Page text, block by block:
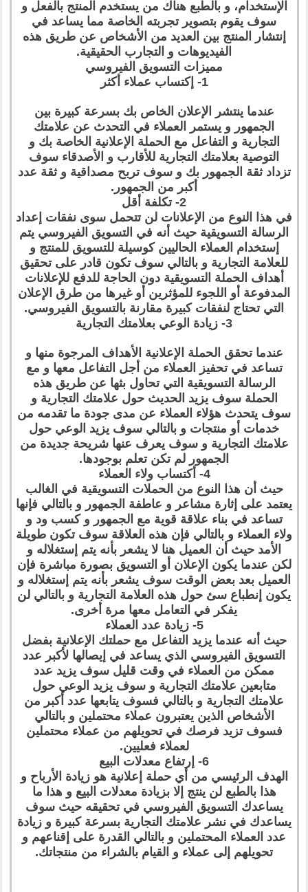
الإستخدام، و بالطبع هناك من يستخدم المنتج بالفعل و
سوف يقوم بتصوير تجربته الخاصة مما يساعد في
إنتشار المنتج بين العديد من الأشخاص عن طريق هذه
الفيديوهات و التجارب الحقيقية.
مميزات التسويق الفيروسي
1- إكتساب عملاء أكثر
عندما ينتشر الإعلان الخاص بك بسرعة كبيرة بين
الجمهور و يستمر العملاء في التحدث عن علامتك
التجارية و التفاعل مع الحملة الإعلانية الخاصة بك و
التوصية بعلامتك التجارية للأقارب و الأصدقاء سوف
تزداد ثقة الجمهور بك و سوف تربح مصداقية و ثقة عدد
أكبر من الجمهور.
2- تكلفة أقل
في هذا النوع من الإعلانات لن تتحمل سوى نفقات إعداد
الرسالة التسويقية حيث أنه في التسويق الفيروسي يتم
إستخدام العملاء الحاليين كوسيلة للتسويق للمنتج و
للعلامة التجارية و بالتالي سوف تكون قادر على تحقيق
أهداف الحملة التسويقية دون الحاجة للدفع للإعلانات
المدفوعة أو اللجوء للمؤثرين أو غيرها من طرق الإعلان
التي تحتاج لنفقات كبيرة مقارنة بالتسويق الفيروسي.
3- زيادة الوعي بعلامتك التجارية
عندما تحقق الحملة الإعلانية الأهداف المرجوة منها و
تساعد في تحفيز العملاء من أجل التفاعل معها و مع
الرسالة التسويقية التي تحاول بثها عن طريق هذه
الحملة سوف يزيد الحديث حول علامتك التجارية و
سوف يتحدث هؤلاء العملاء عن مدى جودة ما تقدمه من
خدمات أو منتجات و بالتالي سوف يزيد الوعي حول
علامتك التجارية و سوف يعرف عنها شريحة جديدة من
الجمهور لم تكن تعلم بوجودها.
4- أكتساب ولاء العملاء
حيث أن هذا النوع من الحملات التسويقية في الغالب
يعتمد على إثارة مشاعر و عاطفة الجمهور و بالتالي فإنها
تساعد في بناء علاقة قوية مع الجمهور و كسب ود و
ولاء العملاء و بالتالي فإن هذه العلاقة سوف تكون طويلة
الأمد حيث أن العميل هنا لا يشعر بأنه يتم إستغلاله و
لكن عندما يكون الإعلان أو التسويق بصورة مباشرة فإن
العميل بعد بعض الوقت سوف يشعر بأنه يتم إستغلاله و
يكون إنطباع سئ حول هذه العلامة التجارية و بالتالي لن
يفكر في التعامل معها مرة أخرى.
5- زيادة عدد العملاء
حيث أنه عندما يزيد التفاعل مع حملتك الإعلانية بفضل
التسويق الفيروسي الذي يساعد في إيصالها لأكبر عدد
ممكن من العملاء في وقت قليل سوف يزيد عدد
متابعين علامتك التجارية و سوف يزيد الوعي حول
علامتك التجارية و بالتالي فسوف يتابعها عدد أكبر من
الأشخاص الذين يعتبرون عملاء محتملين و بالتالي
فسوف تزيد فرصك في تحويلهم من عملاء محتملين
لعملاء فعليين.
6- إرتفاع معدلات البيع
الهدف الرئيسي من أي حملة إعلانية هو زيادة الأرباح و
هذا بالطبع لن ينتج إلا بزيادة معدلات البيع و هذا ما
يساعدك التسويق الفيروسي في تحقيقه حيث سوف
يساعدك في نشر علامتك التجارية بسرعة كبيرة و زيادة
عدد العملاء المحتملين و بالتالي القدرة على إقناعهم و
تحويلهم إلى عملاء و القيام بالشراء من منتجاتك.